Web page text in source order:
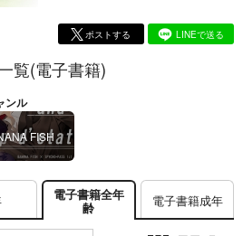
ポストする LINEで送る
覧(電子書籍)
ンル
FISH
電子書籍全年
齢 電子書籍成年